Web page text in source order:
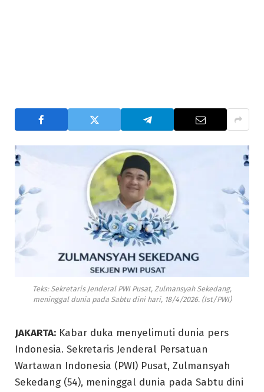
Teks: Sekretaris Jenderal PWI Pusat, Zulmansyah Sekedang,
meninggal dunia pada Sabtu dini hari, 18/4/2026. (Ist/PWI)
JAKARTA: Kabar duka menyelimuti dunia pers
Indonesia. Sekretaris Jenderal Persatuan
Wartawan Indonesia (PWI) Pusat, Zulmansyah
Sekedang (54), meninggal dunia pada Sabtu dini